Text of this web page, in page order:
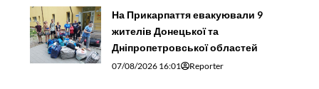
На Прикарпаття евакуювали 9
жителів Донецької та
Дніпропетровської областей
07/08/2026 16:01 Reporter